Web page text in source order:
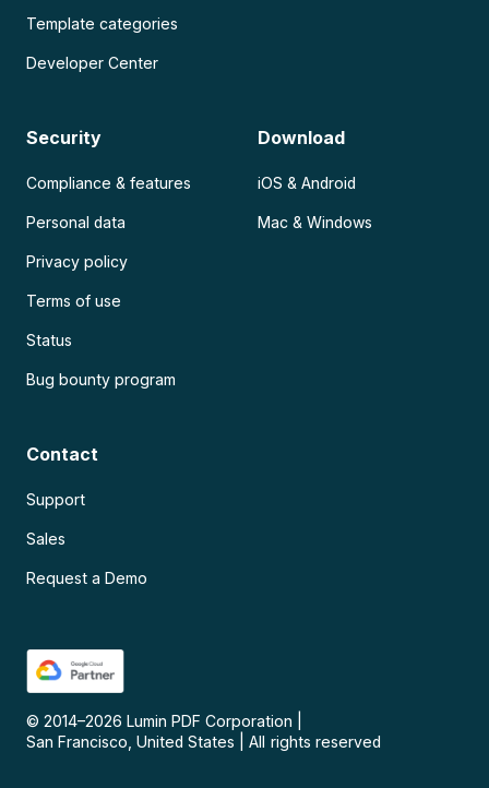
Template categories
Developer Center
Security
Compliance & features
Personal data
Privacy policy
Terms of use
Status
Bug bounty program
Download
iOS & Android
Mac & Windows
Contact
Support
Sales
Request a Demo
© 2014–2026 Lumin PDF Corporation
San Francisco, United States
All rights reserved